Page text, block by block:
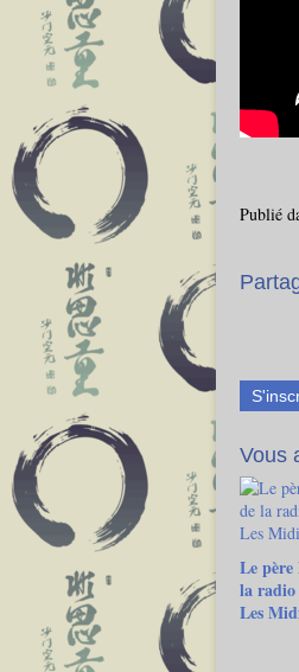
Publié
Vous
Le
la radio
Les